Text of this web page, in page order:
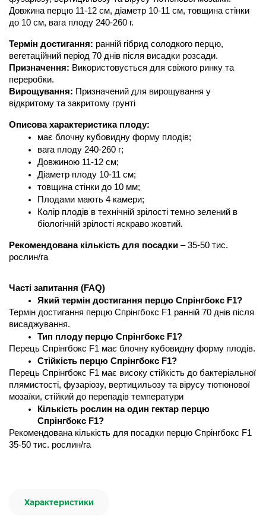
Довжина перцю 11-12 см, діаметр 10-11 см, товщина стінки
до 10 см, вага плоду 240-260 г.
Термін достигання: ранній гібрид солодкого перцю,
вегетаційний період 70 днів після висадки розсади.
Призначення: Використовується для свіжого ринку та
переробки.
Вирощування: Призначений для вирощування у
відкритому та закритому грунті
Описова характеристика плоду:
має блочну кубовидну форму плодів;
вага плоду 240-260 г;
Довжиною 11-12 см;
Діаметр плоду 10-11 см;
товщина стінки до 10 мм;
Плодами мають 4 камери;
Колір плодів в технічній зрілості темно зелений в
біологічній зрілості яскраво жовтий.
Рекомендована кількість для посадки – 35-50 тис.
рослин/га
Часті запитання (FAQ)
Який термін достигання перцю Спрінгбокс F1?
Термін достигання перцю Спрінгбокс F1 ранній 70 днів після
висаджування.
Тип плоду перцю Спрінгбокс F1?
Перець Спрінгбокс F1 має блочну кубовидну форму плодів.
Стійкість перцю Спрінгбокс F1?
Перець Спрінгбокс F1 має високу стійкість до бактеріальної
плямистості, фузаріозу, вертицильозу та вірусу тютюнової
мозаїки, стійкий до перепадів температури
Кількість рослин на один гектар перцю
Спрінгбокс F1?
Рекомендована кількість для посадки перцю Спрінгбокс F1
35-50 тис. рослин/га
Характеристики